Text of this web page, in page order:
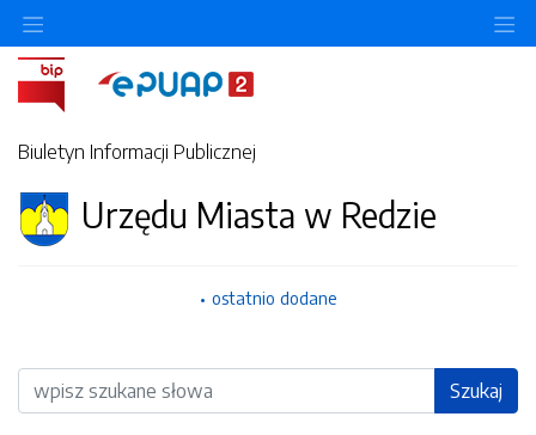
Biuletyn Informacji Publicznej
Urzędu Miasta w Redzie
ostatnio dodane
Wyszukiwarka Szukaj